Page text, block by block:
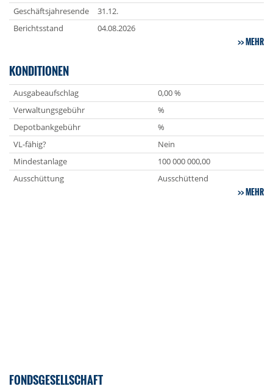
Geschäftsjahresende
31.12.
Berichtsstand
04.08.2026
MEHR
KONDITIONEN
Ausgabeaufschlag
0,00 %
Verwaltungsgebühr
%
Depotbankgebühr
%
VL-fähig?
Nein
Mindestanlage
100 000 000,00
Ausschüttung
Ausschüttend
MEHR
FONDSGESELLSCHAFT